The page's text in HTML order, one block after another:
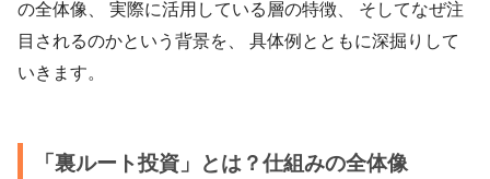
の全体像、 実際に活用している層の特徴、 そしてなぜ注
目されるのかという背景を、 具体例とともに深掘りして
いきます。
「裏ルート投資」とは？仕組みの全体像